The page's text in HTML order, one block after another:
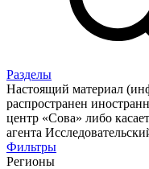
Разделы
Настоящий материал
распространен
центр «Сова» либо
агента
Фильтры
Регионы